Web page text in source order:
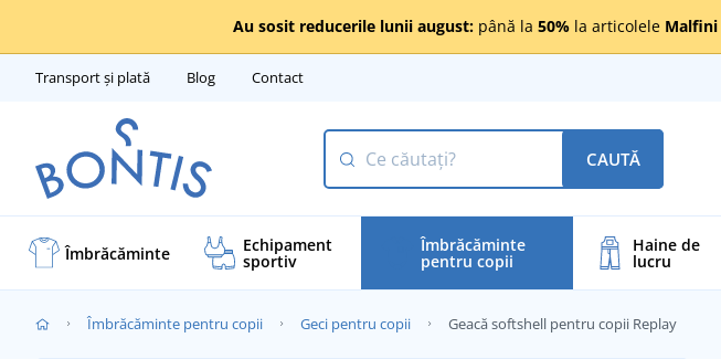
Au sosit reducerile lunii august: până la 50% la articolele Malfini
Transport și plată Blog Contact
CAUTĂ
Îmbrăcăminte Echipament
sportiv
Îmbrăcăminte
pentru copii
Haine de
lucru
Îmbrăcăminte pentru copii Geci pentru copii Geacă softshell pentru copii Replay